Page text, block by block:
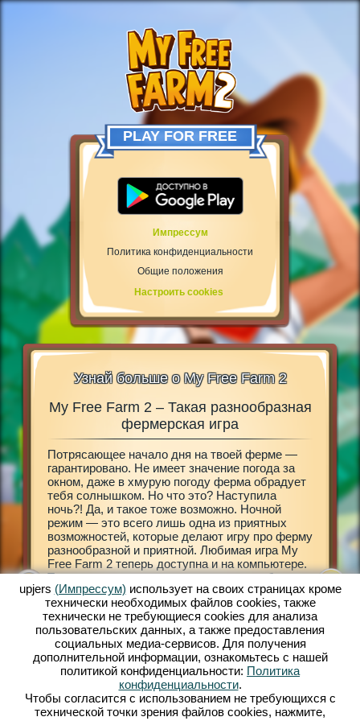
PLAY FOR FREE
Импрессум
Политика конфиденциальности
Общие положения
Настроить cookies
Узнай больше о My Free Farm 2
в мир
с
к
My Free Farm 2 – Такая разнообразная
фермерская игра
Потрясающее начало дня на твоей ферме —
гарантировано. Не имеет значение погода за
окном, даже в хмурую погоду ферма обрадует
тебя солнышком. Но что это? Наступила
ночь?! Да, и такое тоже возможно. Ночной
режим — это всего лишь одна из приятных
возможностей, которые делают игру про ферму
разнообразной и приятной. Любимая игра My
Free Farm 2 теперь доступна и на компьютере.
Теперь ты сможешь сам решать, что тебе
больше нравится: мобильная версия My Free
Farm 2 или браузерная игра. Заботься о
домашних животных, разводи их, обрабатывай
поля, собирай урожай, производи товары для
прибывающих клиентов. Зарегистрируйся уже
сейчас и играй бесплатно!
My
ферму
земле
твою
всему
upjers (Импрессум) использует на своих страницах кроме
технически необходимых файлов сookies, также
технически не требующиеся cookies для анализа
пользовательских данных, а также предоставления
социальных медиа-сервисов. Для получения
дополнительной информации, ознакомьтесь с нашей
политикой конфиденциальности: Политика
конфиденциальности.
Чтобы согласится с использованием не требующихся с
технической точки зрения файлов cookies, нажмите,